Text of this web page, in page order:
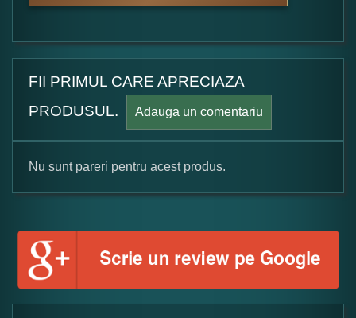
FII PRIMUL CARE APRECIAZA
PRODUSUL.
Adauga un comentariu
Formular pareri client
Numele dumneavoastra:
Nu sunt pareri pentru acest produs.